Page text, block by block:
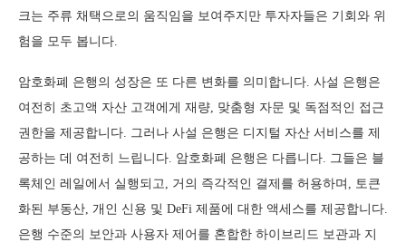
크는 주류 채택으로의 움직임을 보여주지만 투자자들은 기회와 위
험을 모두 봅니다.
암호화폐 은행의 성장은 또 다른 변화를 의미합니다. 사설 은행은
여전히 초고액 자산 고객에게 재량, 맞춤형 자문 및 독점적인 접근
권한을 제공합니다. 그러나 사설 은행은 디지털 자산 서비스를 제
공하는 데 여전히 느립니다. 암호화폐 은행은 다릅니다. 그들은 블
록체인 레일에서 실행되고, 거의 즉각적인 결제를 허용하며, 토큰
화된 부동산, 개인 신용 및 DeFi 제품에 대한 액세스를 제공합니다.
은행 수준의 보안과 사용자 제어를 혼합한 하이브리드 보관과 지